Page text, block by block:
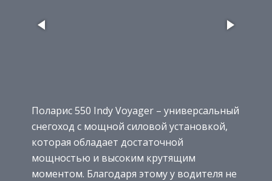
Поларис 550 Indy Voyager – универсальный
снегоход с мощной силовой установкой,
которая обладает достаточной
мощностью и высоким крутящим
моментом. Благодаря этому у водителя не